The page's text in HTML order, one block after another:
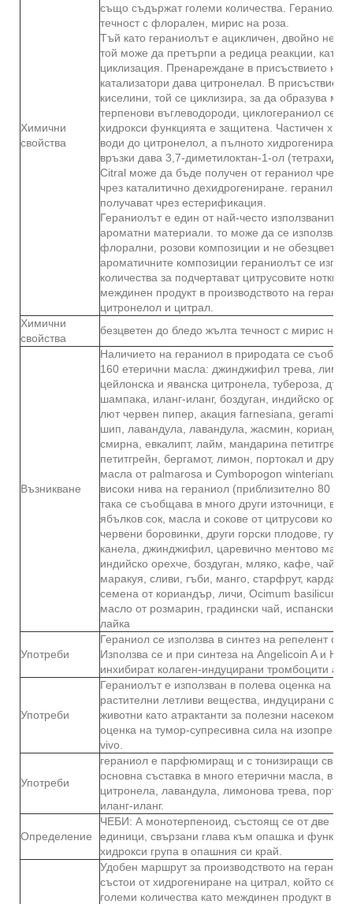
Химични
свойства
също съдържат големи количества. Гераниолът
течност с флорален, мирис на роза.
Тъй като гераниолът е ацикличен, двойно
той може да претърпи a редица реакции, като
циклизация. Пренареждане в присъствието на
катализатори дава цитронелал. В
киселини, той се циклизира, за да образува
терпенови въглеводороди, циклогераниол се
хидрокси функцията е защитена. Частичен
води до цитронелол, а пълното хидрогениране
връзки дава 3,7-диметилоктан-1-ол
Citral може да бъде получен от гераниол чрез
чрез каталитично дехидрогениране. геранил
получават чрез естерификация.
Гераниолът е един от най-често използваните
ароматни материали. то може да се използва
флорални, розови композиции и не
ароматичните композиции гераниолът се
количества за подчертават цитрусовите нотки.
междинен продукт в производството на геранил
цитронелол и цитрал.
Химични
свойства
безцветен до бледо жълта течност с мирис на
Възникване
Наличието на гераниол в природата се
160 етерични масла: джинджифил трева,
цейлонска и яванска цитронела, тубероза,
шампака, иланг-иланг, боздуган, индийско
лют червен пипер, акация farnesiana, geramium
шип, лавандула, лавандула, жасмин,
смирна, евкалипт, лайм, мандарина
петитгрейн, бергамот, лимон, портокал и други
масла от palmarosa и Cymbopogon winterianus
високи нива на гераниол (приблизително 80
така се съобщава в много други източници,
ябълков сок, масла и сокове от цитрусови кори,
червени боровинки, други горски плодове,
канела, джинджифил, царевично ментово
индийско орехче, боздуган, мляко, кафе, чай,
маракуя, сливи, гъби, манго, старфрут,
семена от кориандър, личи, Ocimum basilicum,
масло от розмарин, градински чай, испански
лайка
Употреби
Гераниол се използва в синтез на репелент
Използва се и при синтеза на Angelicoin A и
инхибират колаген-индуцирани тромбоцити
Употреби
Гераниолът е използван в полева оценка на
растителни летливи вещества, индуцирани от
животни като атрактанти за полезни насекоми.
оценка на тумор-супресивна сила на
vivo.
Употреби
гераниол е парфюмиращ и с тонизиращи
основна съставка в много етерични масла,
цитронела, лавандула, лимонова трева,
иланг-иланг.
Определение
ЧЕБИ: А монотерпеноид, състоящ се от две
единици, свързани глава към опашка и
хидрокси група в опашния си край.
Удобен маршрут за производството на
състои от хидрогениране на цитрал, който се
големи количества като междинен продукт в